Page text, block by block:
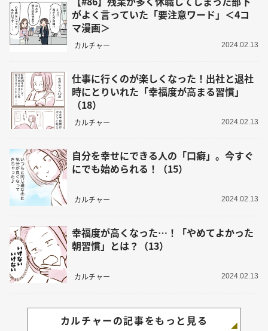
がよく言っていた「要注意ワード」＜4コ
マ漫画＞
カルチャー 2024.02.13
仕事に行くのが楽しくなった！出社と退社
時にとりいれた「幸福度が高まる習慣」
（18）
カルチャー 2024.02.13
自分を幸せにできる人の「口癖」。今すぐ
にでも始められる！（15）
カルチャー 2024.02.13
幸福度が高くなった…！「やめてよかった
朝習慣」とは？（13）
カルチャー 2024.02.13
カルチャーの記事をもっと見る